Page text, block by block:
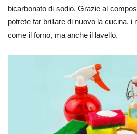
bicarbonato di sodio. Grazie al
potrete far brillare di nuovo la cucina, i
come il forno, ma anche il lavello.